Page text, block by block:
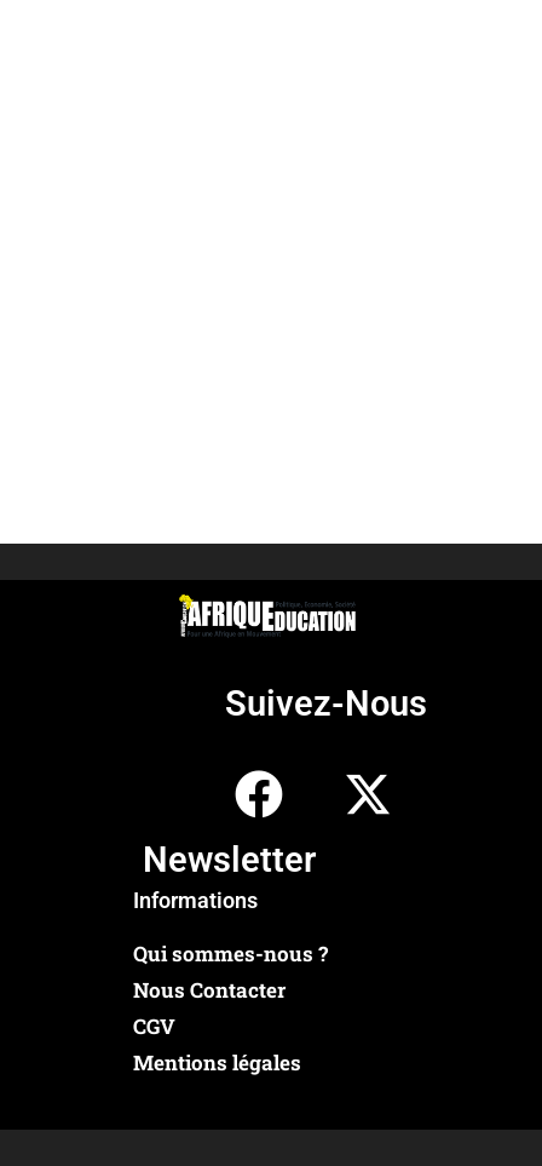
Suivez-Nous
Newsletter
Informations
Qui sommes-nous ?
Nous Contacter
CGV
Mentions légales